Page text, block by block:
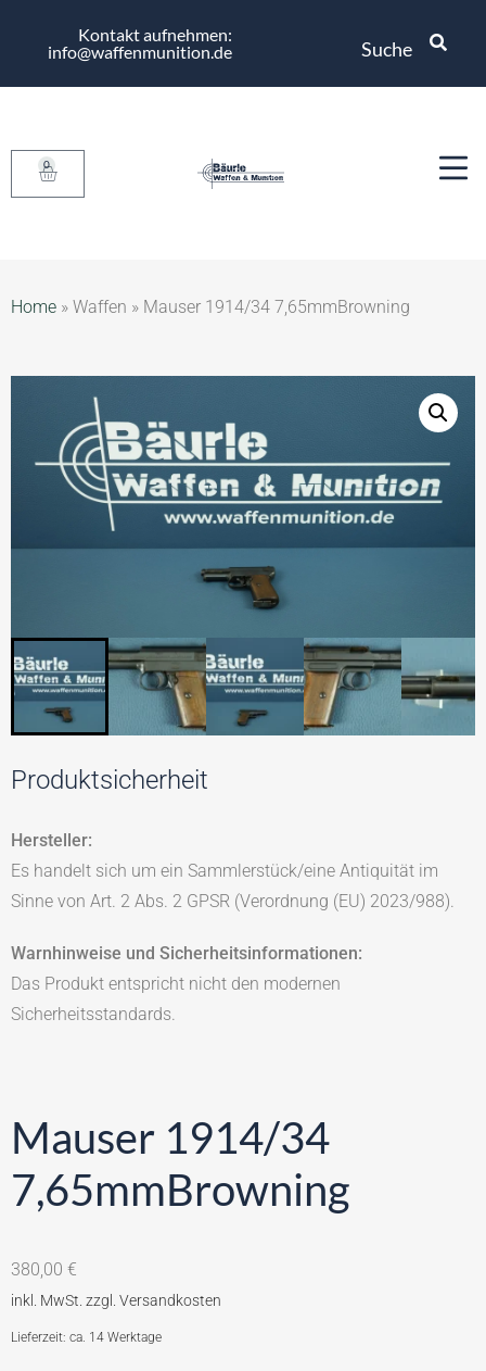
Kontakt aufnehmen:
info@waffenmunition.de
Suche
0
Home » Waffen » Mauser 1914/34 7,65mmBrowning
Produktsicherheit
Hersteller:
Es handelt sich um ein Sammlerstück/eine Antiquität im
Sinne von Art. 2 Abs. 2 GPSR (Verordnung (EU) 2023/988).
Warnhinweise und Sicherheitsinformationen:
Das Produkt entspricht nicht den modernen
Sicherheitsstandards.
Mauser 1914/34
7,65mmBrowning
380,00 €
Lieferzeit: ca. 14 Werktage